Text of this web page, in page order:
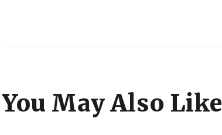
You May Also Like